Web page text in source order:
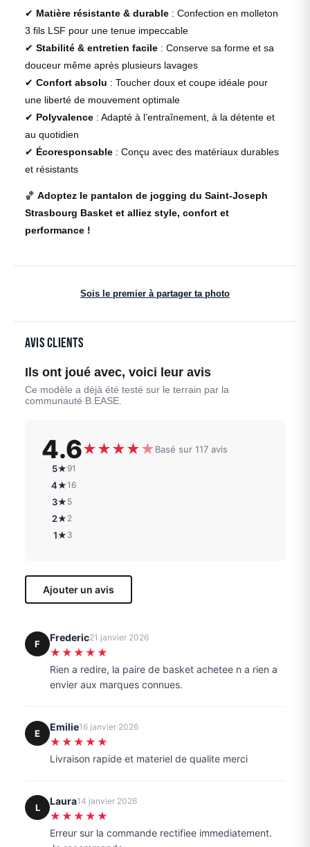
✔ Matière résistante & durable : Confection en molleton
3 fils LSF pour une tenue impeccable
✔ Stabilité & entretien facile : Conserve sa forme et sa
douceur même après plusieurs lavages
✔ Confort absolu : Toucher doux et coupe idéale pour
une liberté de mouvement optimale
✔ Polyvalence : Adapté à l’entraînement, à la détente et
au quotidien
✔ Écoresponsable : Conçu avec des matériaux durables
et résistants
🏀 Adoptez le pantalon de jogging du Saint-Joseph
Strasbourg Basket et alliez style, confort et
performance !
Sois le premier à partager ta photo
Avis clients
Ils ont joué avec, voici leur avis
Ce modèle a déjà été testé sur le terrain par la
communauté B.EASE.
4.6★★★★★Basé sur 117 avis
5★ 91
4★16
3★ 5
2★ 2
1★ 3
Ajouter un avis
F
Frederic21 janvier 2026
★★★★★
Rien a redire, la paire de basket achetee n a rien a
envier aux marques connues.
E
Emilie16 janvier 2026
★★★★★
Livraison rapide et materiel de qualite merci
L
Laura14 janvier 2026
★★★★★
Erreur sur la commande rectifiee immediatement.